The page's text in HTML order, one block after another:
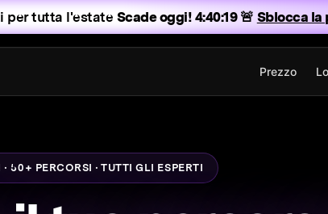
per tutta l'estateScade oggi! 4:40:17 🚨 Sblocca la
Prezzo
50+ PERCORSI · TUTTI GLI ESPERTI